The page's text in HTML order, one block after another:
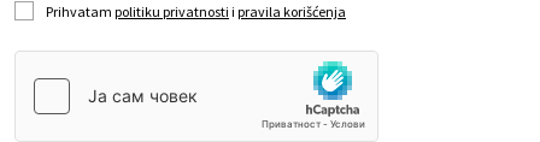
Prihvatam politiku privatnosti i pravila korišćenja